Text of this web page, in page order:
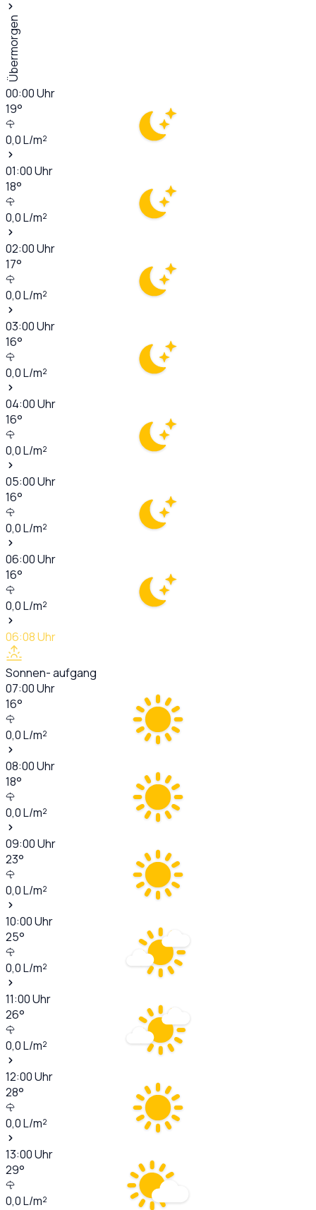
Übermorgen
00:00Uhr
19°
0,0L/m²
01:00Uhr
18°
0,0L/m²
02:00Uhr
17°
0,0L/m²
03:00Uhr
16°
0,0L/m²
04:00Uhr
16°
0,0L/m²
05:00Uhr
16°
0,0L/m²
06:00Uhr
16°
0,0L/m²
06:08Uhr
Sonnen- aufgang
07:00Uhr
16°
0,0L/m²
08:00Uhr
18°
0,0L/m²
09:00Uhr
23°
0,0L/m²
10:00Uhr
25°
0,0L/m²
11:00Uhr
26°
0,0L/m²
12:00Uhr
28°
0,0L/m²
13:00Uhr
29°
0,0L/m²